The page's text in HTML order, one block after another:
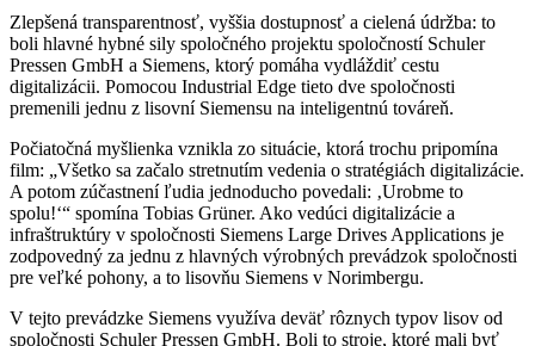
Zlepšená transparentnosť, vyššia dostupnosť a cielená údržba: to
boli hlavné hybné sily spoločného projektu spoločností Schuler
Pressen GmbH a Siemens, ktorý pomáha vydláždiť cestu
digitalizácii. Pomocou Industrial Edge tieto dve spoločnosti
premenili jednu z lisovní Siemensu na inteligentnú továreň.
Počiatočná myšlienka vznikla zo situácie, ktorá trochu pripomína
film: „Všetko sa začalo stretnutím vedenia o stratégiách digitalizácie.
A potom zúčastnení ľudia jednoducho povedali: ‚Urobme to
spolu!‘“ spomína Tobias Grüner. Ako vedúci digitalizácie a
infraštruktúry v spoločnosti Siemens Large Drives Applications je
zodpovedný za jednu z hlavných výrobných prevádzok spoločnosti
pre veľké pohony, a to lisovňu Siemens v Norimbergu.
V tejto prevádzke Siemens využíva deväť rôznych typov lisov od
spoločnosti Schuler Pressen GmbH. Boli to stroje, ktoré mali byť